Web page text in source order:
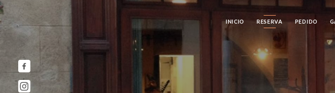
INICIO RESERVA PEDIDO